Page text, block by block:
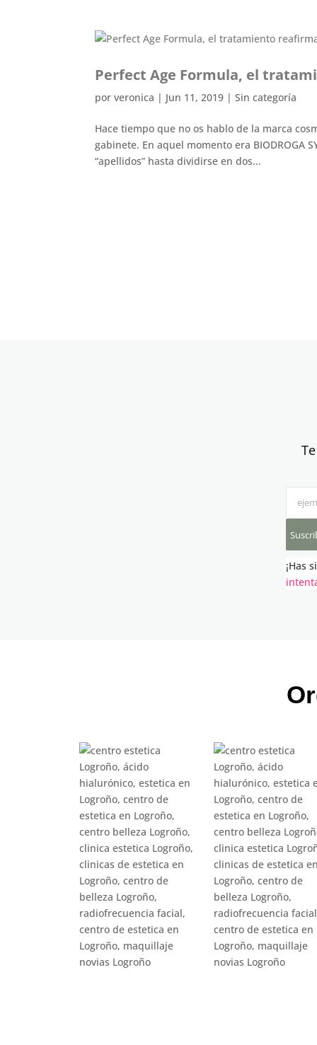
Perfect Age Formula, el
porveronica | Jun 11, 2019 |Sin categoría
Hace tiempo que no os hablo de la marca
gabinete. En aquel momento era BIODROGA
“apellidos” hasta dividirse en dos...
¡Has